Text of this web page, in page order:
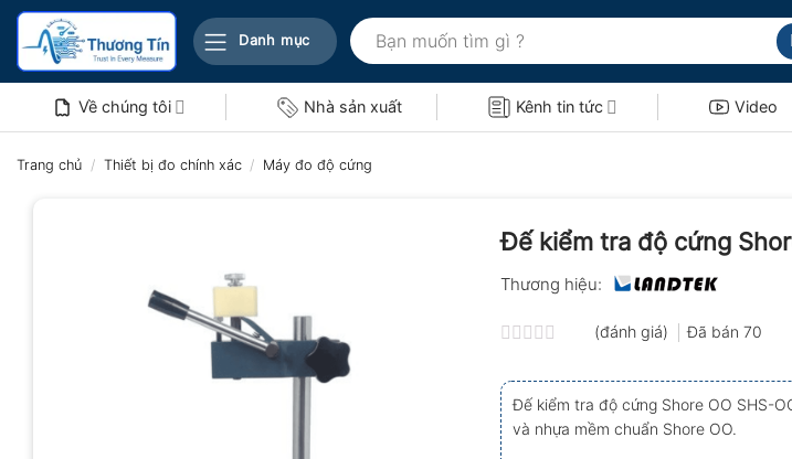
Bỏ
nội
Danh mục
Tìm
kiếm:
Về chúng tôi Nhà sản xuất Kênh tin tức Video
Trang chủ / Thiết bị đo chính xác / Máy đo độ cứng
Đế kiểm tra độ cứng
Thương hiệu:
xếp
hạng
0.0
5
sao
(đánh giá) Đã bán70
Đế kiểm tra độ cứng Shore OO SHS-
và nhựa mềm chuẩn Shore OO.